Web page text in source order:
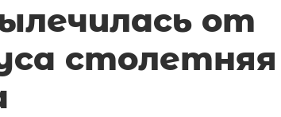
от
столетняя